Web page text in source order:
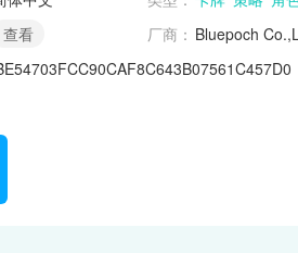
查看 厂商： Bluepoch